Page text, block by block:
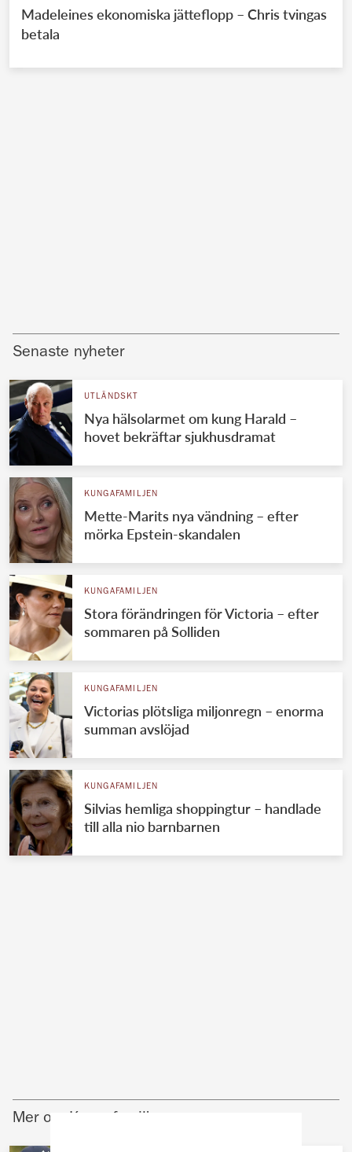
Madeleines ekonomiska jätteflopp – Chris tvingas
betala
Senaste nyheter
UTLÄNDSKT
Nya hälsolarmet om kung Harald –
hovet bekräftar sjukhusdramat
KUNGAFAMILJEN
Mette-Marits nya vändning – efter
mörka Epstein-skandalen
KUNGAFAMILJEN
Stora förändringen för Victoria – efter
sommaren på Solliden
KUNGAFAMILJEN
Victorias plötsliga miljonregn – enorma
summan avslöjad
KUNGAFAMILJEN
Silvias hemliga shoppingtur – handlade
till alla nio barnbarnen
Mer om Kungafamiljen